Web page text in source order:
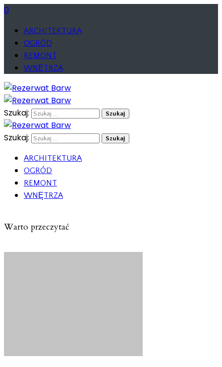
0
ARCHITEKTURA
OGRÓD
REMONT
WNĘTRZA
Szukaj:
Szukaj:
ARCHITEKTURA
OGRÓD
REMONT
WNĘTRZA
Warto przeczytać